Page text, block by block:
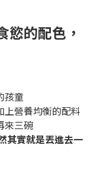
慾的配色，
孩童
上營養均衡的配料
來三碗
其實就是丟進去一